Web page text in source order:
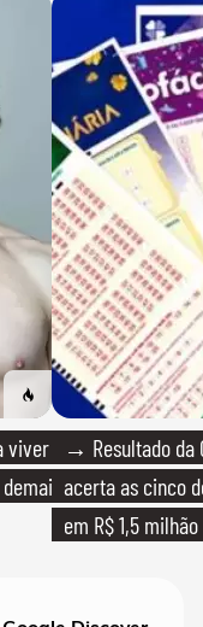
viver
→ Resultado da
acerta as cinco
em R$ 1,5 milhão